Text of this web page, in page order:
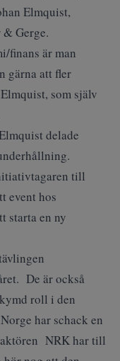
Elmquist,
Gerge.
finans är man
gärna att fler
som själv
delade
till
event hos
starta en ny
De är också
roll i den
har schack en
aktören NRK har till